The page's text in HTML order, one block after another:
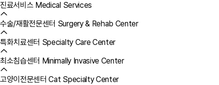
진료서비스 Medical Services
수술/재활전문센터 Surgery & Rehab Center
특화치료센터 Specialty Care Center
최소침습센터 Minimally Invasive Center
고양이전문센터Cat Specialty Center